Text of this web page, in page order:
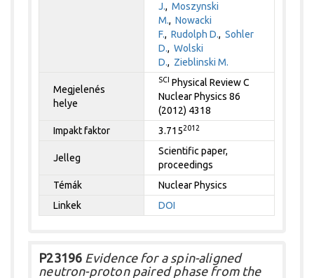
J.,Moszynski
M.,Nowacki
F.,Rudolph D.,Sohler
D.,Wolski
D., Zieblinski M.
Megjelenés
helye
SCI Physical Review C
Nuclear Physics 86
(2012) 4318
Impakt faktor
3.7152012
Jelleg
Scientific paper,
proceedings
Témák
Nuclear Physics
Linkek
DOI
P23196 Evidence for a spin-aligned
neutron-proton paired phase from the